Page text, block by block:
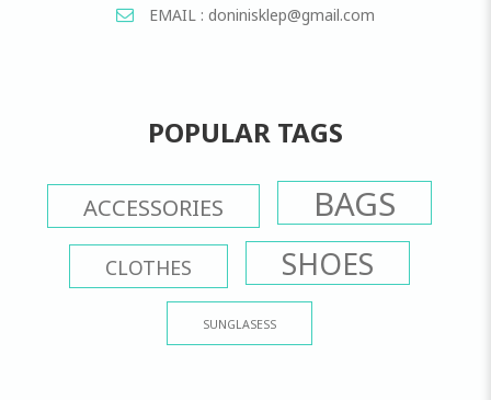
EMAIL : doninisklep@gmail.com
POPULAR TAGS
ACCESSORIES BAGS
CLOTHES SHOES
SUNGLASESS